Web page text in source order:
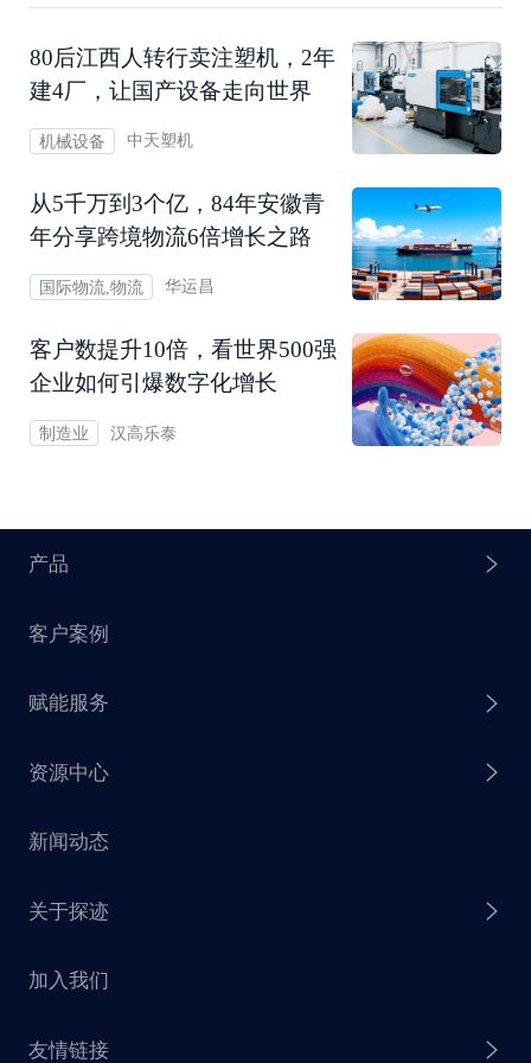
80后江西人转行卖注塑机，2年
建4厂，让国产设备走向世界
机械设备 中天塑机
从5千万到3个亿，84年安徽青
年分享跨境物流6倍增长之路
国际物流,物流 华运昌
客户数提升10倍，看世界500强
企业如何引爆数字化增长
制造业 汉高乐泰
产品
探迹 AI Agent
探迹 AI 拓客
探迹 AI 集客
探迹 AI 触达
探迹 AI CRM
客户案例
赋能服务
芒种行动
赋能计划
资源中心
销售干货
探迹大数据研究院
新闻动态
关于探迹
企业介绍
加入我们
友情链接